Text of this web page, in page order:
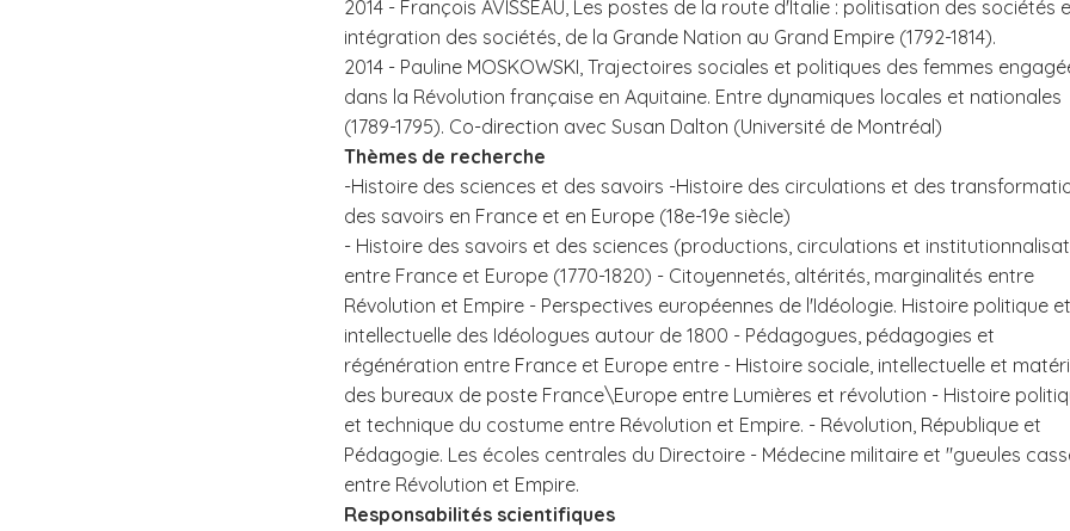
2014 - François AVISSEAU, Les postes de la route d'Italie : politisation des sociétés
intégration des sociétés, de la Grande Nation au Grand Empire (1792-1814).
2014 - Pauline MOSKOWSKI, Trajectoires sociales et politiques des femmes
dans la Révolution française en Aquitaine. Entre dynamiques locales et nationales
(1789-1795). Co-direction avec Susan Dalton (Université de Montréal)
Thèmes de recherche
-Histoire des sciences et des savoirs -Histoire des circulations et des
des savoirs en France et en Europe (18e-19e siècle)
- Histoire des savoirs et des sciences (productions, circulations et
entre France et Europe (1770-1820) - Citoyennetés, altérités, marginalités entre
Révolution et Empire - Perspectives européennes de l'Idéologie. Histoire politique et
intellectuelle des Idéologues autour de 1800 - Pédagogues, pédagogies et
régénération entre France et Europe entre - Histoire sociale, intellectuelle et
des bureaux de poste France\Europe entre Lumières et révolution - Histoire
et technique du costume entre Révolution et Empire. - Révolution, République et
Pédagogie. Les écoles centrales du Directoire - Médecine militaire et "gueules
entre Révolution et Empire.
Responsabilités scientifiques